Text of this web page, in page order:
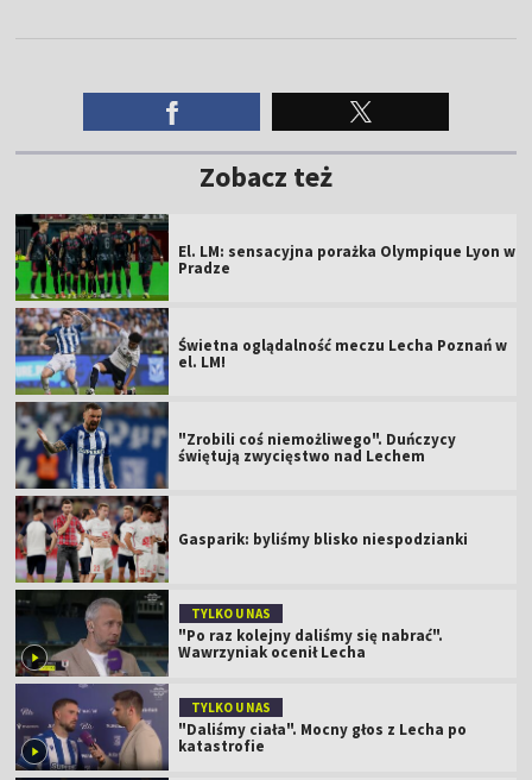
Zobacz też
El. LM: sensacyjna porażka Olympique Lyon w
Pradze
Świetna oglądalność meczu Lecha Poznań w
el. LM!
"Zrobili coś niemożliwego". Duńczycy
świętują zwycięstwo nad Lechem
Gasparik: byliśmy blisko niespodzianki
TYLKO U NAS
"Po raz kolejny daliśmy się nabrać".
Wawrzyniak ocenił Lecha
TYLKO U NAS
"Daliśmy ciała". Mocny głos z Lecha po
katastrofie